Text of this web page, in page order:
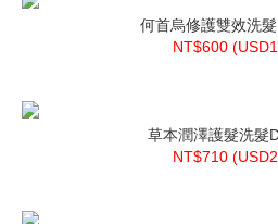
何首烏修護雙效洗
NT$600 (USD
草本潤澤護髮洗髮
NT$710 (USD